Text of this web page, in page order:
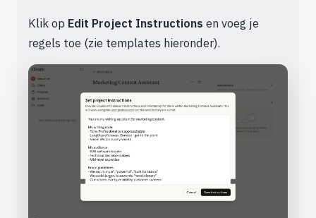
Klik op Edit Project Instructions en voeg je
regels toe (zie templates hieronder).